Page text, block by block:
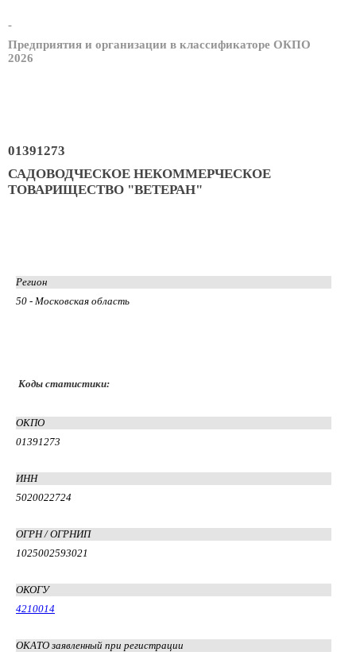
-
Предприятия и организации в классификаторе ОКПО
2026
01391273
САДОВОДЧЕСКОЕ НЕКОММЕРЧЕСКОЕ
ТОВАРИЩЕСТВО "ВЕТЕРАН"
Регион
50 - Московская область
Коды статистики:
ОКПО
01391273
ИНН
5020022724
ОГРН / ОГРНИП
1025002593021
ОКОГУ
4210014
ОКАТО заявленный при регистрации